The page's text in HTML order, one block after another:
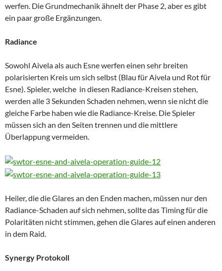
werfen. Die Grundmechanik ähnelt der Phase 2, aber es gibt
ein paar große Ergänzungen.
Radiance
Sowohl Aivela als auch Esne werfen einen sehr breiten
polarisierten Kreis um sich selbst (Blau für Aivela und Rot für
Esne). Spieler, welche in diesen Radiance-Kreisen stehen,
werden alle 3 Sekunden Schaden nehmen, wenn sie nicht die
gleiche Farbe haben wie die Radiance-Kreise. Die Spieler
müssen sich an den Seiten trennen und die mittlere
Überlappung vermeiden.
Heiler, die die Glares an den Enden machen, müssen nur den
Radiance-Schaden auf sich nehmen, sollte das Timing für die
Polaritäten nicht stimmen, gehen die Glares auf einen anderen
in dem Raid.
Synergy Protokoll